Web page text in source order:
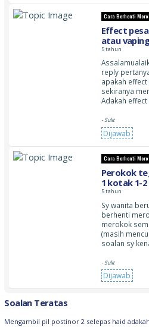
Cara Berhenti
Effect
atau
orang
lebih
5 tahun
reply
apakah
sekiranya
Adakah
- Sulit
Dijawab
Cara Berhenti
Perokok
1 kotak 1-
rasa nak
5 tahun
Sy wanita
berhenti
merokok
(masih
soalan sy
- Sulit
Dijawab
Soalan Teratas
Mengambil pil postinor 2 selepas haid